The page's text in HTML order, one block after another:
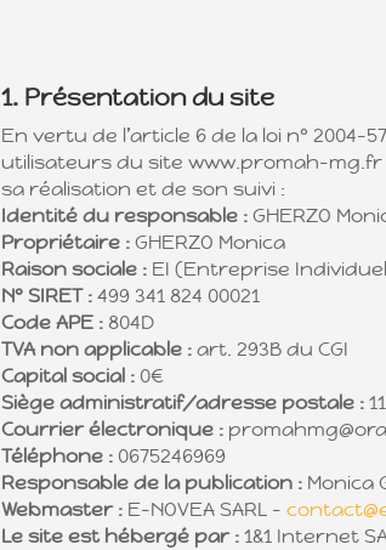
1. Présentation du site
En vertu de l’article 6 de la loi n°
utilisateurs du site www.promah-
sa réalisation et de son suivi :
Identité du responsable :GHERZO
Propriétaire :GHERZO Monica
Raison sociale :EI (Entreprise
N° SIRET :499 341 824 00021
Code APE :804D
TVA non applicable :art. 293B du CGI
Capital social :0€
Siège administratif/adresse postale :
Courrier électronique :
Téléphone :0675246969
Responsable de la publication :Monica
Webmaster :E-NOVEA SARL –
Le site est hébergé par :1&1 Internet